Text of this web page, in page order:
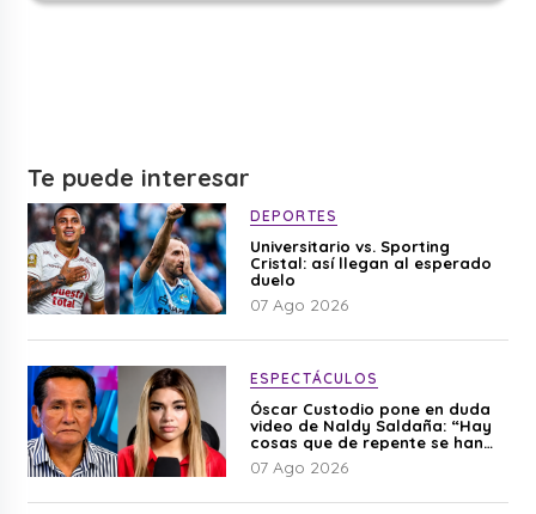
Te puede interesar
DEPORTES
Universitario vs. Sporting
Cristal: así llegan al esperado
duelo
07 Ago 2026
ESPECTÁCULOS
Óscar Custodio pone en duda
video de Naldy Saldaña: “Hay
cosas que de repente se han
editado”
07 Ago 2026